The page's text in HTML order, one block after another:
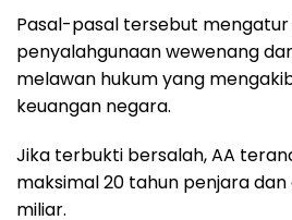
Pasal-pasal tersebut
penyalahgunaan wewenang
melawan hukum yang
keuangan negara.
Jika terbukti bersalah, AA
maksimal 20 tahun penjara dan
miliar.